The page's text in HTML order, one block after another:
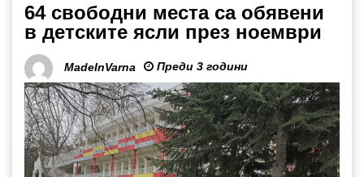
64 свободни места са обявени
в детските ясли през ноември
MadeInVarna Преди 3 години